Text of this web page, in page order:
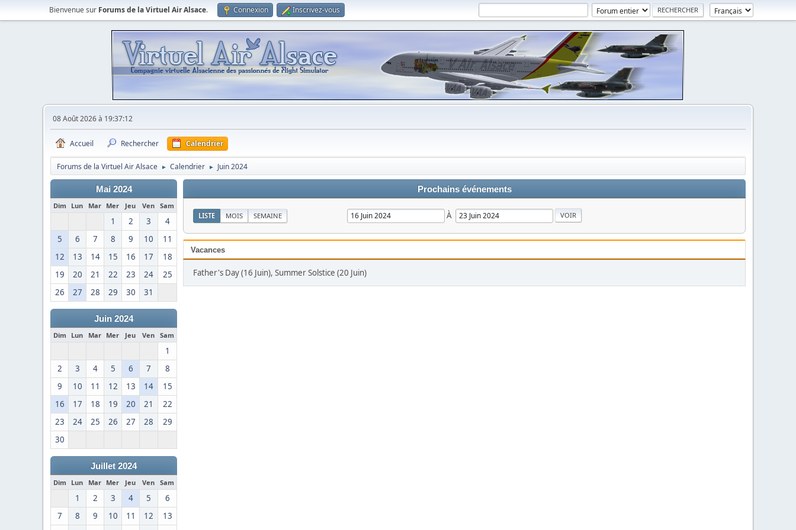
Bienvenue sur Forums de la Virtuel Air Alsace. Connexion Inscrivez-vous
08 Août 2026 à 19:37:12
Accueil Rechercher Calendrier
Forums de la Virtuel Air Alsace ► Calendrier ► Juin 2024
Mai 2024
Dim Lun Mar Mer Jeu Ven Sam
1 2 3
4
5
6 7 8 9 10
11
12
13 14 15 16 17
18
19
20 21 22 23 24
25
26
27 28 29 30 31
Juin 2024
Dim Lun Mar Mer Jeu Ven Sam
1
2
3 4 5 6 7
8
9
10 11 12 13 14
15
16
17 18 19 20 21
22
23
24 25 26 27 28
29
30
Juillet 2024
Dim Lun Mar Mer Jeu Ven Sam
1 2 3 4 5
6
7
8 9 10 11 12
13
Prochains événements
LISTE MOIS SEMAINE À
Vacances
Father's Day (16 Juin), Summer Solstice (20 Juin)